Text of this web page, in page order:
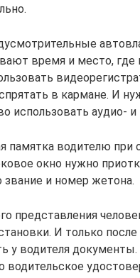
время и место, где
в кармане. И
использовать аудио- и
памятка водителю
окно нужно
и номер жетона.
представления
И только
у водителя
водительское